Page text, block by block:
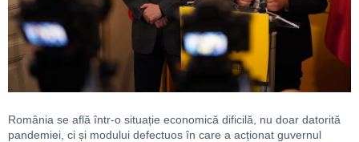
România se află într-o situație economică dificilă, nu doar datorită
pandemiei, ci și modului defectuos în care a acționat guvernul